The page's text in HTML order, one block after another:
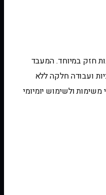
עם מעבד 8 ליבות חזק במיוחד. המעבד
ועבודה חלקה ללא
ולשימוש יומיומי